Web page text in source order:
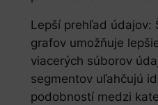
Lepší prehľad údajov:
grafov umožňuje
viacerých súborov
segmentov uľahčujú
podobností medzi